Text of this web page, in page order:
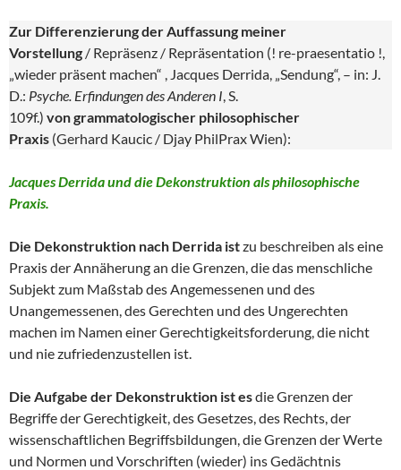
Zur Differenzierung der Auffassung meiner
Vorstellung / Repräsenz / Repräsentation (! re-praesentatio !,
„wieder präsent machen“ , Jacques Derrida, „Sendung“, – in: J.
D.: Psyche. Erfindungen des Anderen I, S.
109f.) von grammatologischer philosophischer
Praxis (Gerhard Kaucic / Djay PhilPrax Wien):
Jacques Derrida und die Dekonstruktion als philosophische
Praxis.
Die Dekonstruktion nach Derrida istzu beschreiben als eine
Praxis der Annäherung an die Grenzen, die das menschliche
Subjekt zum Maßstab des Angemessenen und des
Unangemessenen, des Gerechten und des Ungerechten
machen im Namen einer Gerechtigkeitsforderung, die nicht
und nie zufriedenzustellen ist.
Die Aufgabe der Dekonstruktion ist esdie Grenzen der
Begriffe der Gerechtigkeit, des Gesetzes, des Rechts, der
wissenschaftlichen Begriffsbildungen, die Grenzen der Werte
und Normen und Vorschriften (wieder) ins Gedächtnis